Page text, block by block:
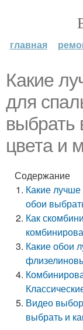
главная
Какие
для
выбрать
цвета и
Содержание
Какие
обои
Как
Какие обои
Видео
выбрать и